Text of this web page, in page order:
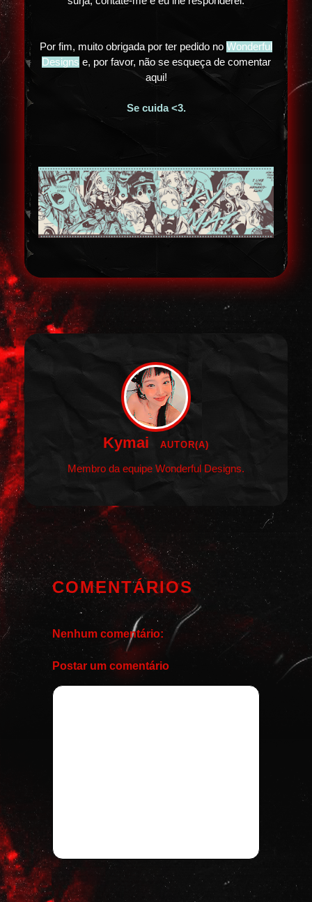
Por fim, muito obrigada por ter pedido no Wonderful
Designs e, por favor, não se esqueça de comentar
aqui!
Se cuida <3.
Kymai AUTOR(A)
Membro da equipe Wonderful Designs.
COMENTÁRIOS
Nenhum comentário:
Postar um comentário